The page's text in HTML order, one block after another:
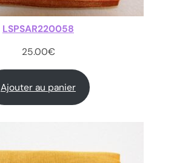
LSPSAR220058
25.00€
Ajouter au panier